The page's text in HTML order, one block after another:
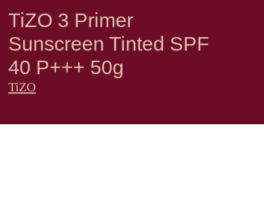
40 P+++ 50g